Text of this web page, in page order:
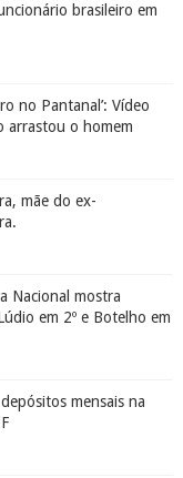
brasileiro em
no Pantanal’: Vídeo
arrastou o homem
mãe do ex-
Nacional mostra
em 2º e Botelho em
mensais na